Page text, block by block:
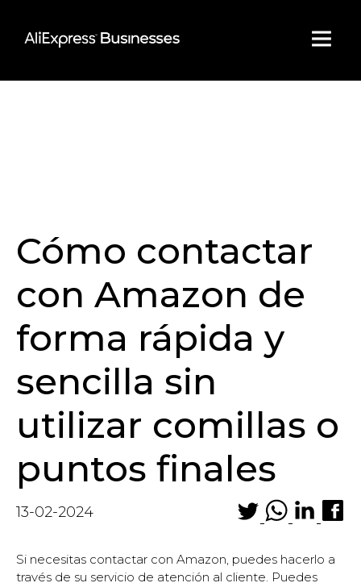
content
Cómo contactar
con Amazon de
forma rápida y
sencilla sin
utilizar comillas o
puntos finales
13-02-2024
Si necesitas contactar con Amazon, puedes hacerlo a
través de su servicio de atención al cliente. Puedes